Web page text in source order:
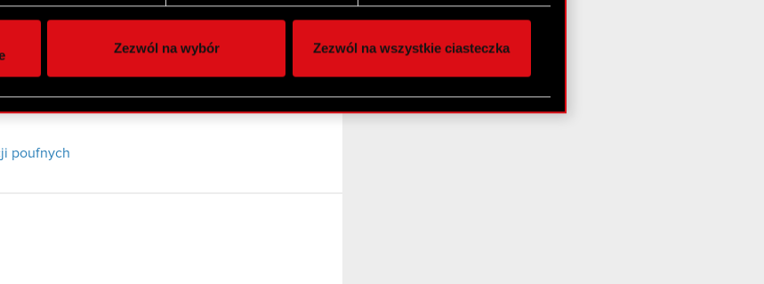
treści i reklam, aby oferować funkcje społecznościowe i
i analitycznym. Partnerzy mogą połączyć te informacje z innymi danymi
podczas korzystania z ich usług. Kontynuując korzystanie z naszej witryny,
cookie.
Zezwól na wybór Zezwól na wszystkie ciasteczka
H i objęcie akcji serii K.
poufnych